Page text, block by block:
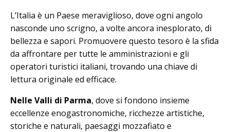
L’Italia è un Paese meraviglioso, dove ogni angolo
nasconde uno scrigno, a volte ancora inesplorato, di
bellezza e sapori. Promuovere questo tesoro è la sfida
da affrontare per tutte le amministrazioni e gli
operatori turistici italiani, trovando una chiave di
lettura originale ed efficace.
Nelle Valli di Parma, dove si fondono insieme
eccellenze enogastronomiche, ricchezze artistiche,
storiche e naturali, paesaggi mozzafiato e